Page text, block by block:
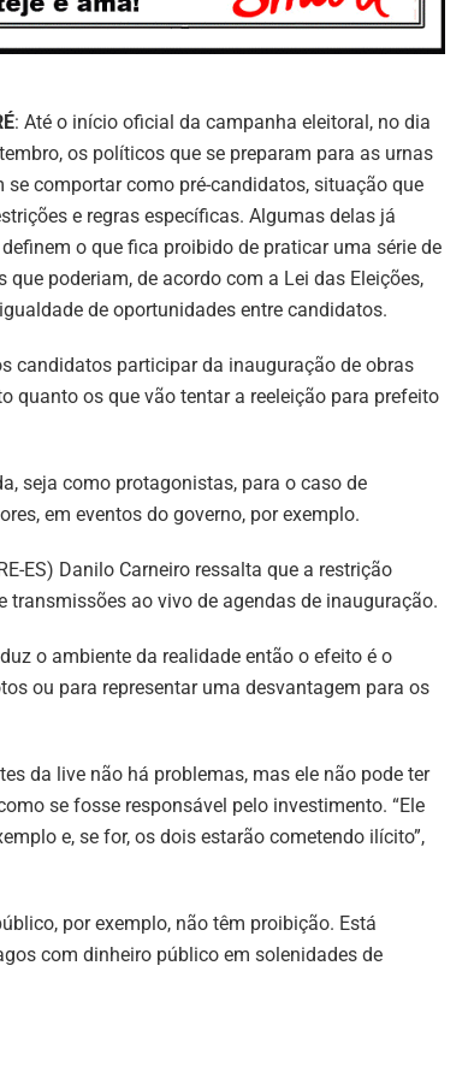
: Até o início oficial da campanha eleitoral, no dia
os políticos que se preparam para as urnas
se comportar como pré-candidatos, situação que
e regras específicas. Algumas delas já
o que fica proibido de praticar uma série de
que poderiam, de acordo com a Lei das Eleições,
de oportunidades entre candidatos.
candidatos participar da inauguração de obras
quanto os que vão tentar a reeleição para prefeito
seja como protagonistas, para o caso de
em eventos do governo, por exemplo.
ES) Danilo Carneiro ressalta que a restrição
ao vivo de agendas de inauguração.
o ambiente da realidade então o efeito é o
ou para representar uma desvantagem para os
da live não há problemas, mas ele não pode ter
se fosse responsável pelo investimento. “Ele
e, se for, os dois estarão cometendo ilícito”,
por exemplo, não têm proibição. Está
com dinheiro público em solenidades de